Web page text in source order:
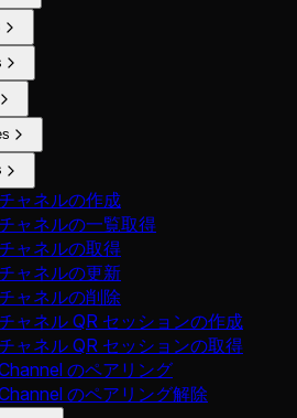
ャネルの作成
ャネルの一覧取得
ャネルの取得
ャネルの更新
ャネルの削除
ャネル QR セッションの作成
ャネル QR セッションの取得
のペアリング
のペアリング解除